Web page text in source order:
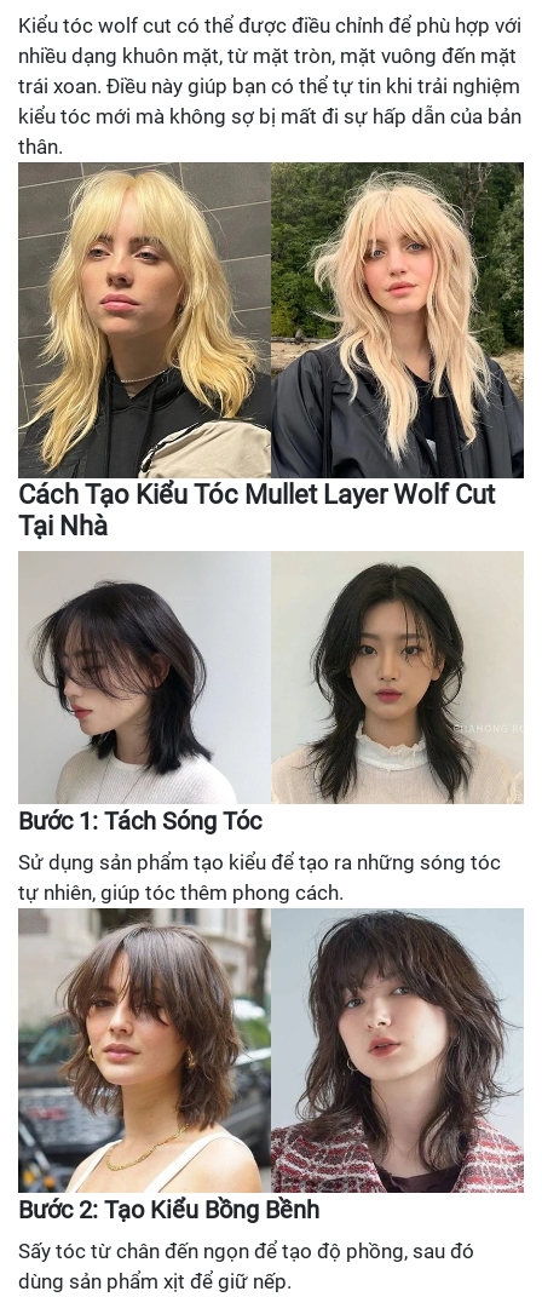
Kiểu tóc wolf cut có thể được điều chỉnh để phù hợp với
nhiều dạng khuôn mặt, từ mặt tròn, mặt vuông đến mặt
trái xoan. Điều này giúp bạn có thể tự tin khi trải nghiệm
kiểu tóc mới mà không sợ bị mất đi sự hấp dẫn của bản
thân.
Cách Tạo Kiểu Tóc Mullet Layer Wolf Cut
Tại Nhà
Bước 1: Tách Sóng Tóc
Sử dụng sản phẩm tạo kiểu để tạo ra những sóng tóc
tự nhiên, giúp tóc thêm phong cách.
Bước 2: Tạo Kiểu Bồng Bềnh
Sấy tóc từ chân đến ngọn để tạo độ phồng, sau đó
dùng sản phẩm xịt để giữ nếp.